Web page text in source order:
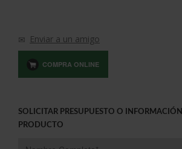
Enviar a un amigo
COMPRA ONLINE
SOLICITAR PRESUPUESTO O INFORMACIÓN
PRODUCTO